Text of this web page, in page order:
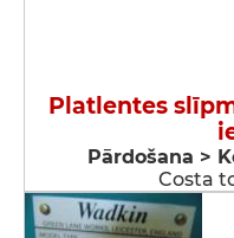
Platlentes
Pārdošana >
Costa